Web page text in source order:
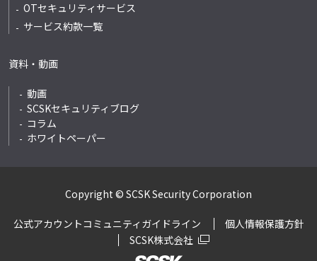
OTセキュリティサービス
サービス約款一覧
資料・動画
動画
SCSKセキュリティブログ
コラム
ホワイトペーパー
Copyright © SCSK Security Corporation
公式アカウントコミュニティガイドライン
個人情報保護方針
SCSK株式会社